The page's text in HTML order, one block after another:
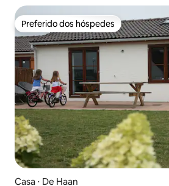
Preferido dos hóspedes
Preferido dos hóspedes
Casa ⋅ De Haan